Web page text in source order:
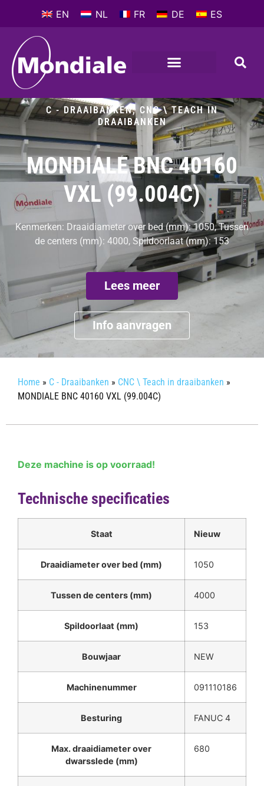
EN NL FR DE ES
C - DRAAIBANKEN, CNC \ TEACH IN
DRAAIBANKEN
MONDIALE BNC 40160
VXL (99.004C)
Kenmerken: Draaidiameter over bed (mm): 1050, Tussen
de centers (mm): 4000, Spildoorlaat (mm): 153
Lees meer
Info aanvragen
Home » C - Draaibanken » CNC \ Teach in draaibanken »
MONDIALE BNC 40160 VXL (99.004C)
Deze machine is op voorraad!
Technische specificaties
Staat Nieuw
Draaidiameter over bed (mm) 1050
Tussen de centers (mm) 4000
Spildoorlaat (mm) 153
Bouwjaar NEW
Machinenummer 091110186
Besturing FANUC 4
Max. draaidiameter over
dwarsslede (mm)
680